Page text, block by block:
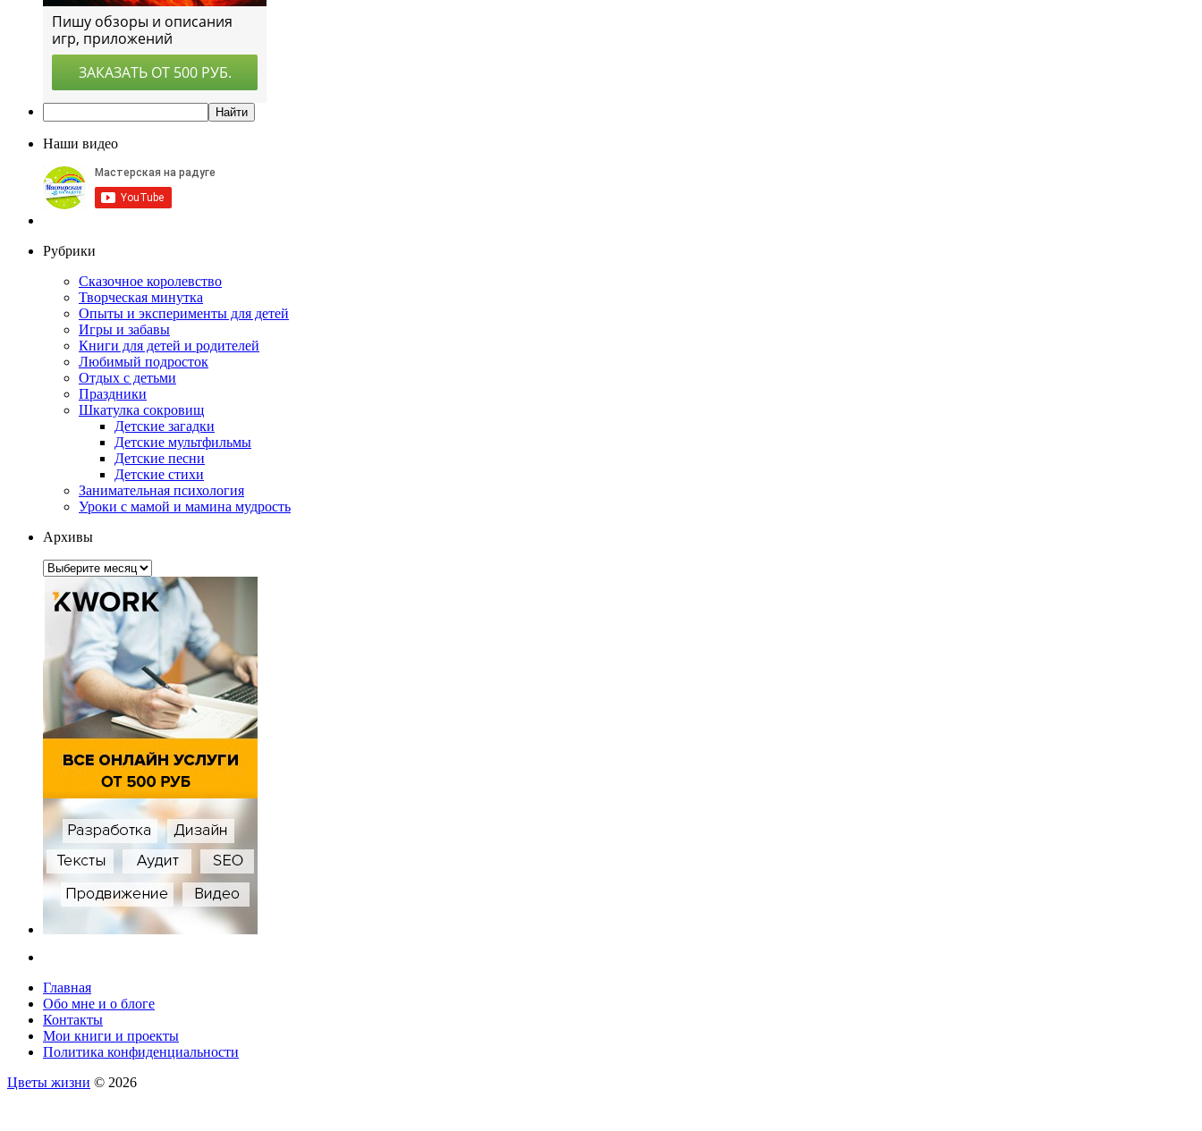
Наши видео
Рубрики
Сказочное королевство
Творческая минутка
Опыты и эксперименты для детей
Игры и забавы
Книги для детей и родителей
Любимый подросток
Отдых с детьми
Праздники
Шкатулка сокровищ
Детские загадки
Детские мультфильмы
Детские песни
Детские стихи
Занимательная психология
Уроки с мамой и мамина мудрость
Архивы
Архивы
Главная
Обо мне и о блоге
Контакты
Мои книги и проекты
Политика конфиденциальности
Цветы жизни © 2026